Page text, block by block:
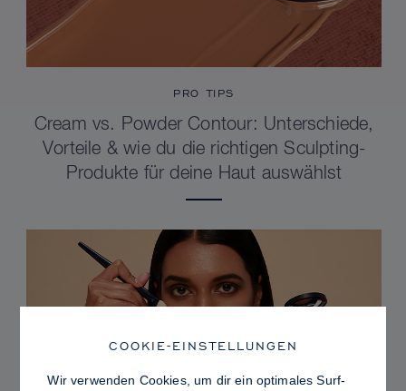
PRO TIPS
Cream vs. Powder Contour: Unterschiede,
Vorteile & wie du die richtigen Sculpting-
Produkte für deine Haut auswählst
COOKIE-EINSTELLUNGEN
Wir verwenden Cookies, um dir ein optimales Surf-